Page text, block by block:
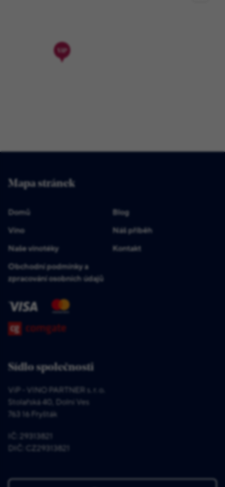
Mapa stránek
Domů
Blog
Víno
Náš příběh
Naše vinotéky
Kontakt
Obchodní podmínky a
zpracování osobních údajů
Sídlo společnosti
ViP - VINO PARTNER s. r. o.
Stolařská 40, Dolní Ves
763 16 Fryšták
IČ: 29313821
DIČ: CZ29313821